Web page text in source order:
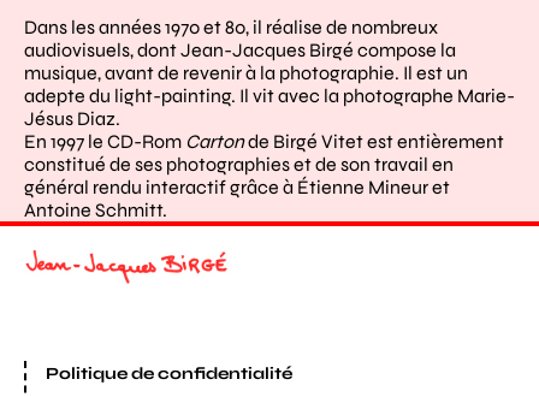
Dans les années 1970 et 80, il réalise de nombreux
audiovisuels, dont Jean-Jacques Birgé compose la
musique, avant de revenir à la photographie. Il est un
adepte du light-painting. Il vit avec la photographe Marie-
Jésus Diaz.
En 1997 le CD-Rom Cartonde Birgé Vitet est entièrement
constitué de ses photographies et de son travail en
général rendu interactif grâce à Étienne Mineur et
Antoine Schmitt.
Politique de confidentialité